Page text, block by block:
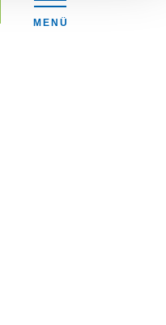
MENÜ